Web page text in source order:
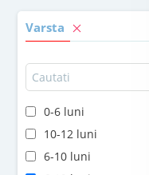
Varsta
0-6 luni
10-12 luni
6-10 luni